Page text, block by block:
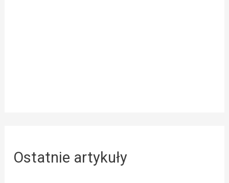
Ostatnie artykuły